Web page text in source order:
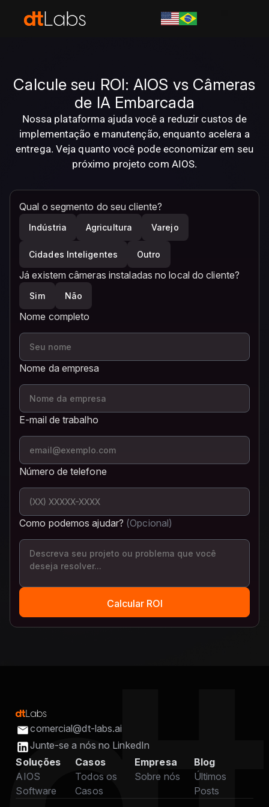
Calcule seu ROI: AIOS vs Câmeras
de IA Embarcada
Nossa plataforma ajuda você a reduzir custos de
implementação e manutenção, enquanto acelera a
entrega. Veja quanto você pode economizar em seu
próximo projeto com AIOS.
Qual o segmento do seu cliente?
Indústria Agricultura Varejo
Cidades Inteligentes Outro
Já existem câmeras instaladas no local do cliente?
Sim Não
Nome completo
Nome da empresa
E-mail de trabalho
Número de telefone
Como podemos ajudar? (Opcional)
comercial@dt-labs.ai
Junte-se a nós no LinkedIn
Soluções
AIOS
Software
Casos
Todos os
Casos
Empresa
Sobre nós
Blog
Últimos
Posts